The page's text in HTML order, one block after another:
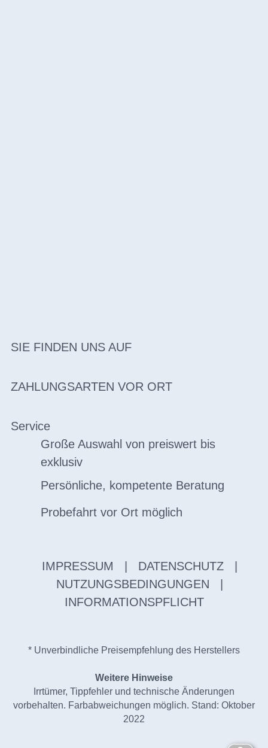
SIE FINDEN UNS AUF
ZAHLUNGSARTEN VOR ORT
Service
Große Auswahl von preiswert bis
exklusiv
Persönliche, kompetente Beratung
Probefahrt vor Ort möglich
IMPRESSUM DATENSCHUTZ
NUTZUNGSBEDINGUNGEN
INFORMATIONSPFLICHT
* Unverbindliche Preisempfehlung des Herstellers
Weitere Hinweise
Irrtümer, Tippfehler und technische Änderungen
vorbehalten. Farbabweichungen möglich. Stand: Oktober
2022